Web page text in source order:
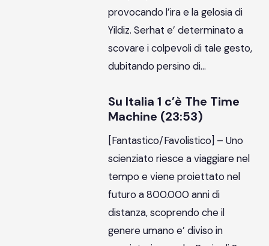
provocando l’ira e la gelosia di
Yildiz. Serhat e’ determinato a
scovare i colpevoli di tale gesto,
dubitando persino di…
Su Italia 1 c’è The Time
Machine (23:53)
[Fantastico/Favolistico] – Uno
scienziato riesce a viaggiare nel
tempo e viene proiettato nel
futuro a 800.000 anni di
distanza, scoprendo che il
genere umano e’ diviso in